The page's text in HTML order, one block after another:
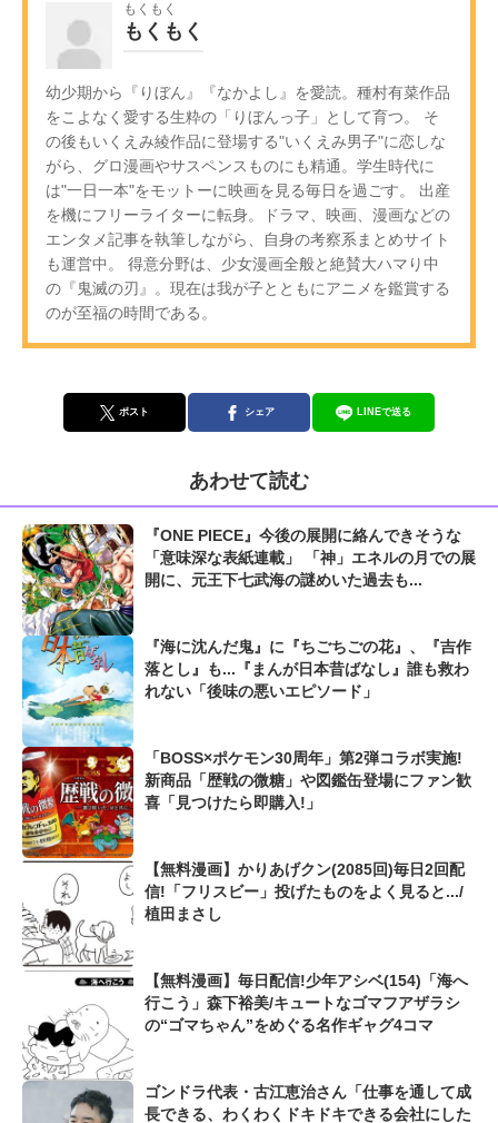
もくもく
もくもく
幼少期から『りぼん』『なかよし』を愛読。種村有菜作品
をこよなく愛する生粋の「りぼんっ子」として育つ。 そ
の後もいくえみ綾作品に登場する"いくえみ男子"に恋しな
がら、グロ漫画やサスペンスものにも精通。学生時代に
は"一日一本"をモットーに映画を見る毎日を過ごす。 出産
を機にフリーライターに転身。ドラマ、映画、漫画などの
エンタメ記事を執筆しながら、自身の考察系まとめサイト
も運営中。 得意分野は、少女漫画全般と絶賛大ハマり中
の『鬼滅の刃』。現在は我が子とともにアニメを鑑賞する
のが至福の時間である。
ポスト シェア LINEで送る
あわせて読む
『ONE PIECE』今後の展開に絡んできそうな
「意味深な表紙連載」 「神」エネルの月での展
開に、元王下七武海の謎めいた過去も...
『海に沈んだ鬼』に『ちごちごの花』、『吉作
落とし』も...『まんが日本昔ばなし』誰も救わ
れない「後味の悪いエピソード」
「BOSS×ポケモン30周年」第2弾コラボ実施!
新商品「歴戦の微糖」や図鑑缶登場にファン歓
喜「見つけたら即購入!」
【無料漫画】かりあげクン(2085回)毎日2回配
信!「フリスビー」投げたものをよく見ると.../
植田まさし
【無料漫画】毎日配信!少年アシベ(154)「海へ
行こう」森下裕美/キュートなゴマフアザラシ
の“ゴマちゃん”をめぐる名作ギャグ4コマ
ゴンドラ代表・古江恵治さん「仕事を通して成
長できる、わくわくドキドキできる会社にした